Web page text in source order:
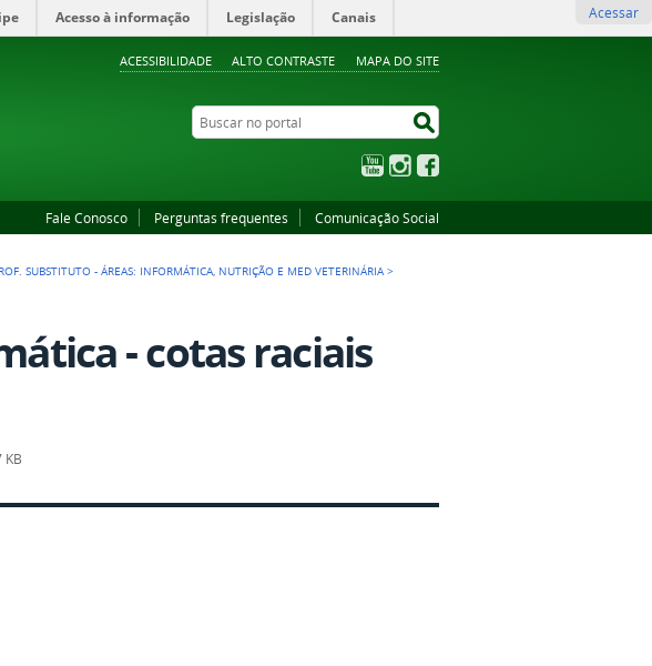
ACESSIBILIDADE ALTO CONTRASTE MAPA DO SITE
Acesso à informação Legislação Canais Acessar
Buscar no portal
YouTubeInstagram
Fale Conosco Perguntas frequentes Comunicação Social
SUBSTITUTO - ÁREAS: INFORMÁTICA, NUTRIÇÃO E MED VETERINÁRIA >
- cotas raciais